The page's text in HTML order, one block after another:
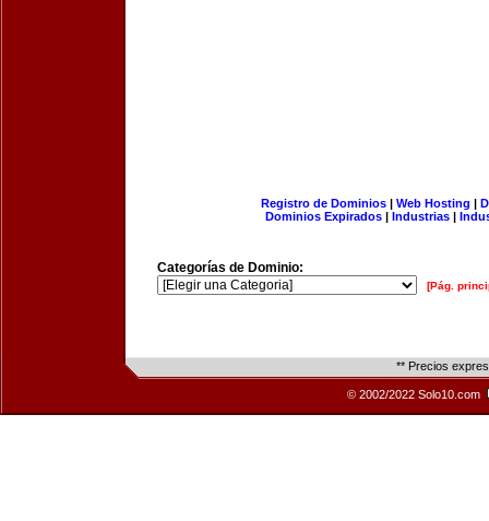
Registro de Dominios| Web Hosting |
Dominios Expirados | Industrias |
Categorías de Dominio:
[Pág.
** Precios
© 2002/2022 Solo10.com